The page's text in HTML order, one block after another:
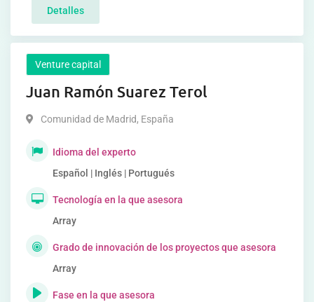
Detalles
Venture capital
Juan Ramón Suarez Terol
Comunidad de Madrid, España
Idioma del experto
Español | Inglés | Portugués
Tecnología en la que asesora
Array
Grado de innovación de los proyectos que asesora
Array
Fase en la que asesora